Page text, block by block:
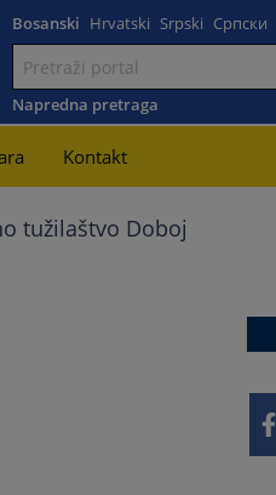
Bosanski Hrvatski Srpski Српски
Napredna pretraga
Kontakt
tužilaštvo Doboj